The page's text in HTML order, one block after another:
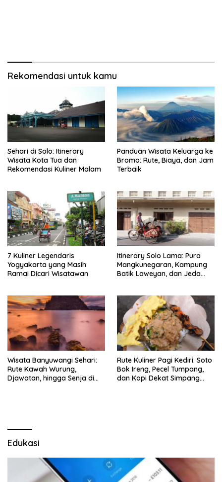
Rekomendasi untuk kamu
Sehari di Solo: Itinerary
Wisata Kota Tua dan
Rekomendasi Kuliner Malam
Panduan Wisata Keluarga ke
Bromo: Rute, Biaya, dan Jam
Terbaik
7 Kuliner Legendaris
Yogyakarta yang Masih
Ramai Dicari Wisatawan
Itinerary Solo Lama: Pura
Mangkunegaran, Kampung
Batik Laweyan, dan Jeda
Wisata Banyuwangi Sehari:
Rute Kawah Wurung,
Djawatan, hingga Senja di
Rute Kuliner Pagi Kediri: Soto
Bok Ireng, Pecel Tumpang,
dan Kopi Dekat Simpang
Edukasi